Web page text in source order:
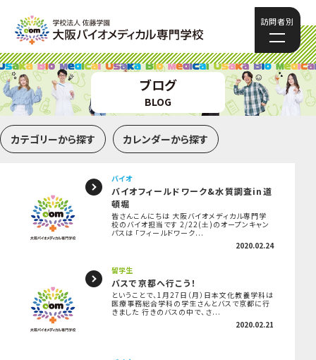
訪問者別
ブログ
BLOG
カテゴリーから探す カレンダーから探す
バイオ
バイオフィールドワーク&水質調査in道
頓堀
皆さんこんにちは 大阪バイオメディカル専門学
校のバイオ担当です 2/22(土)のオープンキャン
パスは 「フィールドワーク...
2020.02.24
留学生
バスで京都へ行こう！
ということで、1月27日（月）日本文化教養学科は
医療事務総合学科の学生さんとバスで京都に行
きました 行きのバスの中で、さ...
2020.02.21